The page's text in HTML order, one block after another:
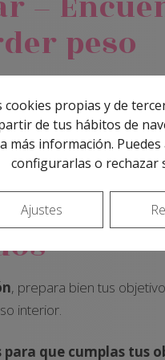
peso
nuestro curso anterior,
encontrarás la
a adelgazar.
, prepara bien tus
interior.
para que cumplas tus
cookies propias y de
de tus hábitos de
más información.
configurarlas o rechazar
Ajustes